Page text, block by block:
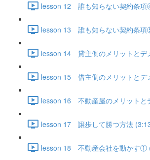
lesson 12 誰も知らない契約条
lesson 13 誰も知らない契約条
lesson 14 貸主側のメリットとデ
lesson 15 借主側のメリットとデ
lesson 16 不動産屋のメリットと
lesson 17 譲歩して勝つ方法
lesson 18 不動産会社を動かす①